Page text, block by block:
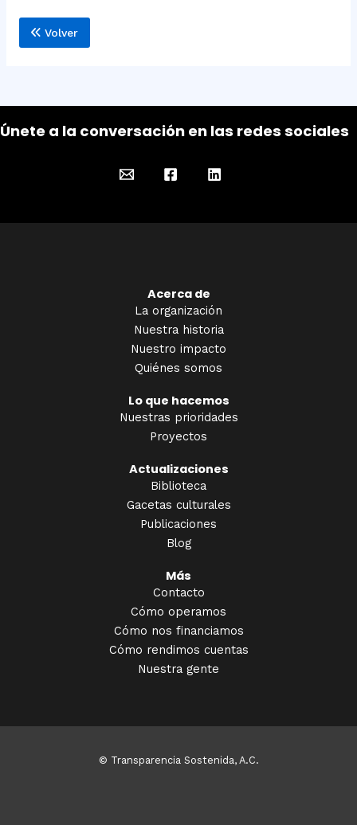
Volver
Únete a la conversación en las redes sociales
Acerca de
La organización
Nuestra historia
Nuestro impacto
Quiénes somos
Lo que hacemos
Nuestras prioridades
Proyectos
Actualizaciones
Biblioteca
Gacetas culturales
Publicaciones
Blog
Más
Contacto
Cómo operamos
Cómo nos financiamos
Cómo rendimos cuentas
Nuestra gente
© Transparencia Sostenida, A.C.